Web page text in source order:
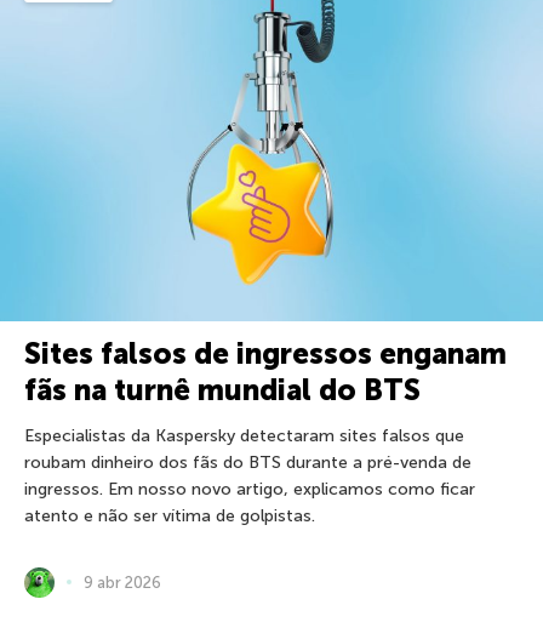
Sites falsos de ingressos enganam
fãs na turnê mundial do BTS
Especialistas da Kaspersky detectaram sites falsos que
roubam dinheiro dos fãs do BTS durante a pré-venda de
ingressos. Em nosso novo artigo, explicamos como ficar
atento e não ser vítima de golpistas.
9 abr 2026